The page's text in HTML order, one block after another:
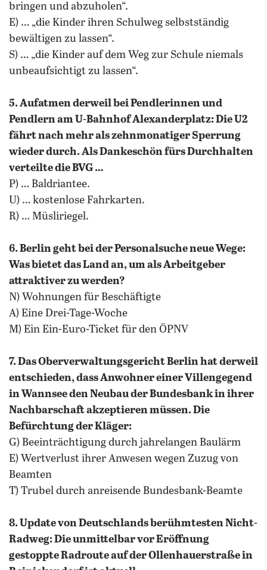
bringen und abzuholen“.
E) … „die Kinder ihren Schulweg selbstständig
bewältigen zu lassen“.
S) … „die Kinder auf dem Weg zur Schule niemals
unbeaufsichtigt zu lassen“.
5. Aufatmen derweil bei Pendlerinnen und
Pendlern am U-Bahnhof Alexanderplatz: Die U2
fährt nach mehr als zehnmonatiger Sperrung
wieder durch. Als Dankeschön fürs Durchhalten
verteilte die BVG …
P) … Baldriantee.
U) … kostenlose Fahrkarten.
R) … Müsliriegel.
6. Berlin geht bei der Personalsuche neue Wege:
Was bietet das Land an, um als Arbeitgeber
attraktiver zu werden?
N) Wohnungen für Beschäftigte
A) Eine Drei-Tage-Woche
M) Ein Ein-Euro-Ticket für den ÖPNV
7. Das Oberverwaltungsgericht Berlin hat derweil
entschieden, dass Anwohner einer Villengegend
in Wannsee den Neubau der Bundesbank in ihrer
Nachbarschaft akzeptieren müssen. Die
Befürchtung der Kläger:
G) Beeinträchtigung durch jahrelangen Baulärm
E) Wertverlust ihrer Anwesen wegen Zuzug von
Beamten
T) Trubel durch anreisende Bundesbank-Beamte
8. Update von Deutschlands berühmtesten Nicht-
Radweg: Die unmittelbar vor Eröffnung
gestoppte Radroute auf der Ollenhauerstraße in